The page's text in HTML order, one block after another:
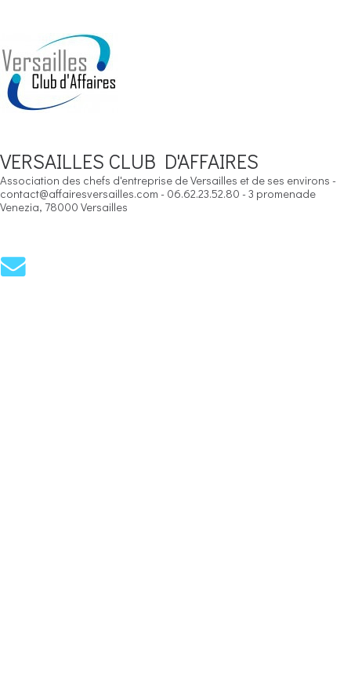
VERSAILLES CLUB D'AFFAIRES
Association des chefs d'entreprise de Versailles et de ses environs -
contact@affairesversailles.com - 06.62.23.52.80 - 3 promenade
Venezia, 78000 Versailles